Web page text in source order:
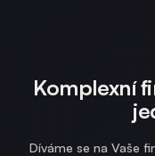
Komplexní
Díváme se na Vaše